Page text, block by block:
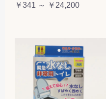
￥341 ～ ￥24,200